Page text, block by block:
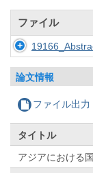
ファイル
論文情報
ファイル出力
タイトル
アジアにおける